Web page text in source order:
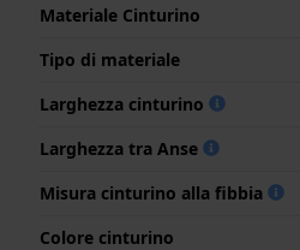
Materiale Cinturino
Tipo di materiale
Larghezza cinturino
Larghezza tra Anse
Misura cinturino alla fibbia
Colore cinturino